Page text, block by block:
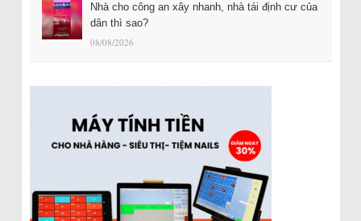
Nhà cho công an xây nhanh, nhà tái định cư của
dân thì sao?
08/08/2026